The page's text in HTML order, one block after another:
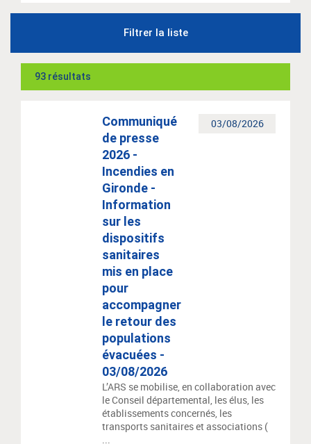
Filtrer la liste
93 résultats
03/08/2026
Communiqué
de presse
2026 -
Incendies en
Gironde -
Information
sur les
dispositifs
sanitaires
mis en place
pour
accompagner
le retour des
populations
évacuées -
03/08/2026
L’ARS se mobilise, en collaboration avec
le Conseil départemental, les élus, les
établissements concernés, les
transports sanitaires et associations (